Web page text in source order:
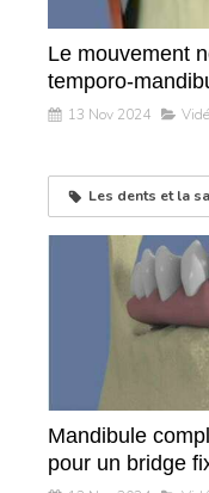
Le mouvement
temporo-
13 Nov 2024
Les dents et la
Mandibule
pour un bridge